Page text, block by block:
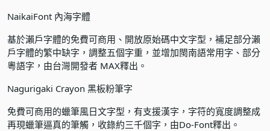
NaikaiFont 內海字體
基於瀨戶字體的免費可商用、開放原始碼中文字型，補足部分瀨
戶字體的繁中缺字，調整五個字重，並增加閩南語常用字、部分
粵語字，由台灣開發者 MAX釋出。
Nagurigaki Crayon 黑板粉筆字
免費可商用的蠟筆風日文字型，有支援漢字，字符的寬度調整成
再現蠟筆逼真的筆觸，收錄約三千個字，由Do-Font釋出。